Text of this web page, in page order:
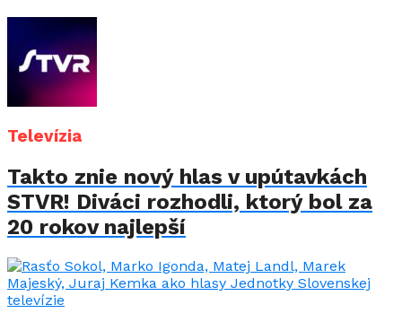
Televízia
Takto znie nový hlas v upútavkách
STVR! Diváci rozhodli, ktorý bol za
20 rokov najlepší